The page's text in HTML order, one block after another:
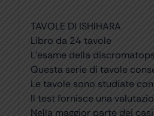
TAVOLE DI ISHIHARA
Libro da 24 tavole
L’esame della
Questa serie di tavole
Le tavole sono studiate
Il test fornisce una
Nella maggior parte dei